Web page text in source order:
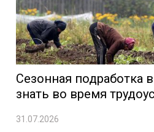
Сезонная подработка
знать во время
31.07.2026